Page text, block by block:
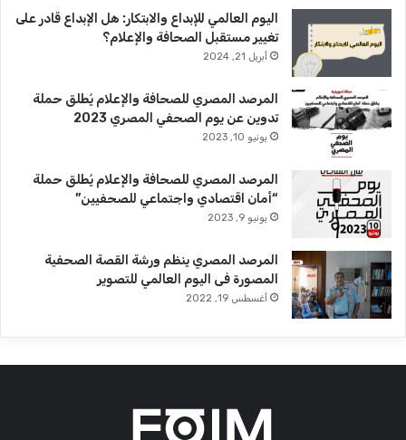
اليوم العالمي للإبداع والابتكار: هل الإبداع قادر على
تغيير مستقبل الصحافة والإعلام؟
أبريل 21, 2024
المرصد المصري للصحافة والإعلام يُطلق حملة
تدوين عن يوم الصحفي المصري 2023
يونيو 10, 2023
المرصد المصري للصحافة والإعلام يُطلق حملة
“أمان اقتصادي واجتماعي للصحفيين”
يونيو 9, 2023
المرصد المصري ينظم ورشة القصة الصحفية
المصورة فى اليوم العالمي للتصوير
أغسطس 19, 2022